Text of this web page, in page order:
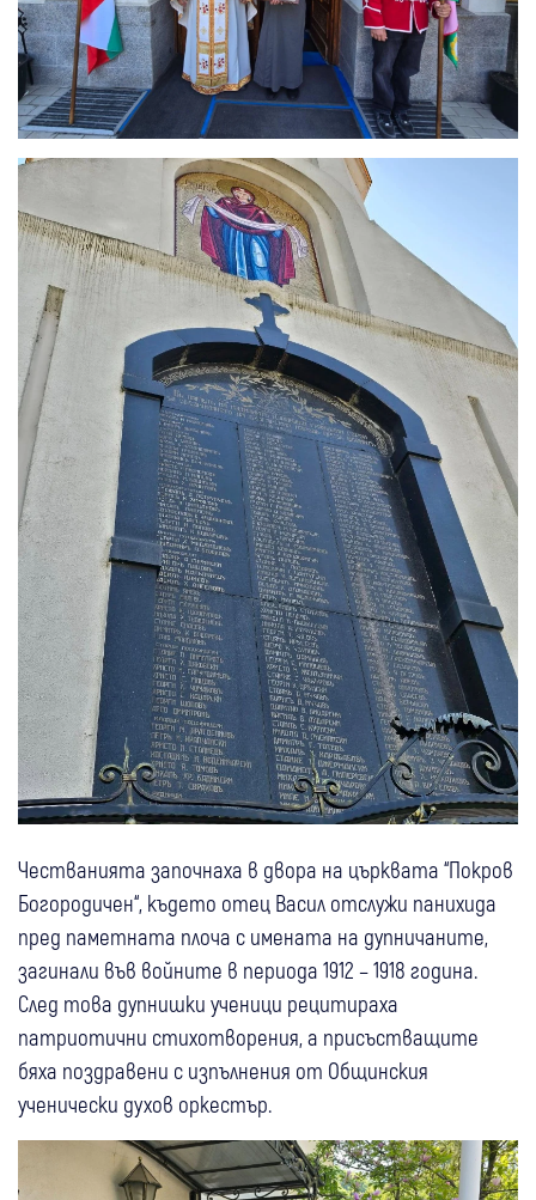
Честванията започнаха в двора на църквата “Покров
Богородичен“, където отец Васил отслужи панихида
пред паметната плоча с имената на дупничаните,
загинали във войните в периода 1912 – 1918 година.
След това дупнишки ученици рецитираха
патриотични стихотворения, а присъстващите
бяха поздравени с изпълнения от Общинския
ученически духов оркестър.